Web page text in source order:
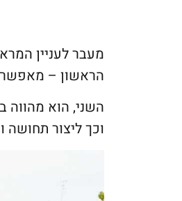
הראשון –
השני, הוא מהווה
וכך ליצור